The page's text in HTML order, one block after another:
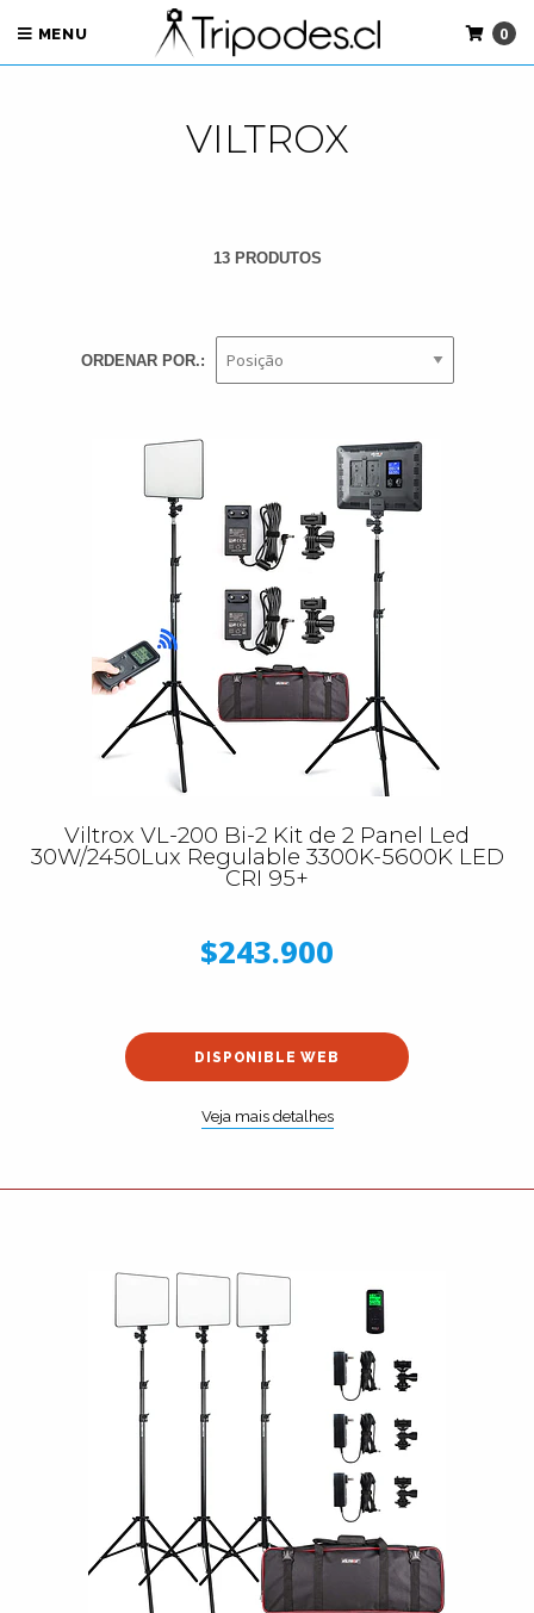
MENU 0
VILTROX
13 PRODUTOS
ORDENAR POR.:
Viltrox VL-200 Bi-2 Kit de 2 Panel Led
30W/2450Lux Regulable 3300K-5600K LED
CRI 95+
$243.900
DISPONIBLE WEB
Veja mais detalhes